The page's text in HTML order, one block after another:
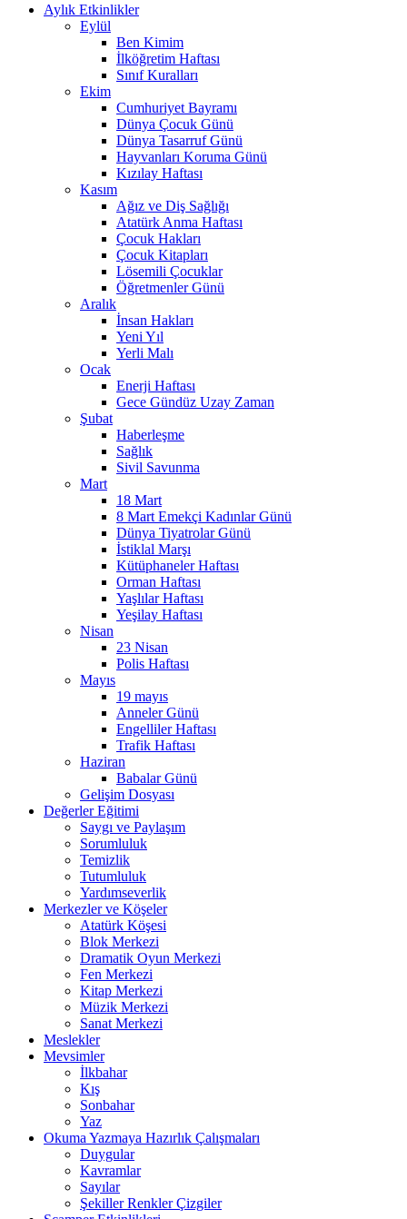
Aylık Etkinlikler
Eylül
Ben Kimim
İlköğretim Haftası
Sınıf Kuralları
Ekim
Cumhuriyet Bayramı
Dünya Çocuk Günü
Dünya Tasarruf Günü
Hayvanları Koruma Günü
Kızılay Haftası
Kasım
Ağız ve Diş Sağlığı
Atatürk Anma Haftası
Çocuk Hakları
Çocuk Kitapları
Lösemili Çocuklar
Öğretmenler Günü
Aralık
İnsan Hakları
Yeni Yıl
Yerli Malı
Ocak
Enerji Haftası
Gece Gündüz Uzay Zaman
Şubat
Haberleşme
Sağlık
Sivil Savunma
Mart
18 Mart
8 Mart Emekçi Kadınlar Günü
Dünya Tiyatrolar Günü
İstiklal Marşı
Kütüphaneler Haftası
Orman Haftası
Yaşlılar Haftası
Yeşilay Haftası
Nisan
23 Nisan
Polis Haftası
Mayıs
19 mayıs
Anneler Günü
Engelliler Haftası
Trafik Haftası
Haziran
Babalar Günü
Gelişim Dosyası
Değerler Eğitimi
Saygı ve Paylaşım
Sorumluluk
Temizlik
Tutumluluk
Yardımseverlik
Merkezler ve Köşeler
Atatürk Köşesi
Blok Merkezi
Dramatik Oyun Merkezi
Fen Merkezi
Kitap Merkezi
Müzik Merkezi
Sanat Merkezi
Meslekler
Mevsimler
İlkbahar
Kış
Sonbahar
Yaz
Okuma Yazmaya Hazırlık Çalışmaları
Duygular
Kavramlar
Sayılar
Şekiller Renkler Çizgiler